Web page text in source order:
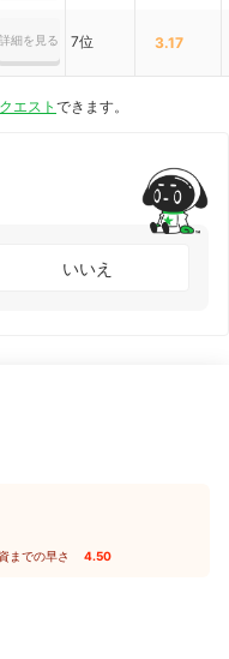
詳細を見る 7位 3.17
エスト できます。
いいえ
までの早さ 4.50